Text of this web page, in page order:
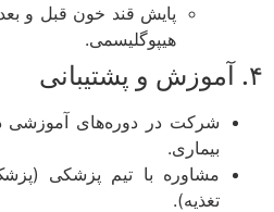
پایش قند خون قبل و بعد
هیپوگلیسمی.
شرکت در دوره‌های آموزشی
بیماری.
مشاوره با تیم پزشکی (پزشک،
تغذیه).